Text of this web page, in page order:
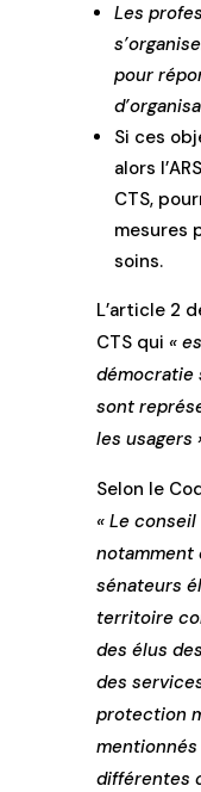
Les
pour
Si ces
alors
CTS,
mesures
soins.
L’article 2
CTS qui «
démocratie
sont
les usagers
Selon le
« Le
notamment
sénateurs
territoire
des élus
des
protection
mentionnés
différentes